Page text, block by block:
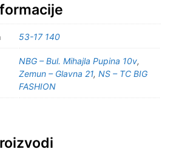
53-17 140
NBG – Bul. Mihajla Pupina 10v,
Zemun – Glavna 21, NS – TC BIG
FASHION